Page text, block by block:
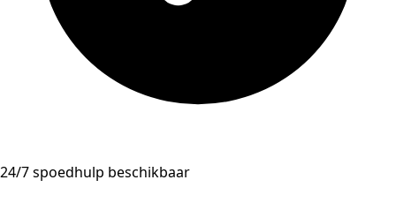
24/7 spoedhulp beschikbaar